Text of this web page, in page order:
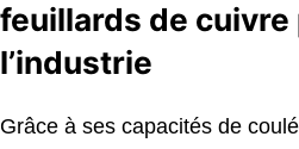
feuillards de cuivre
l’industrie
Grâce à ses capacités de